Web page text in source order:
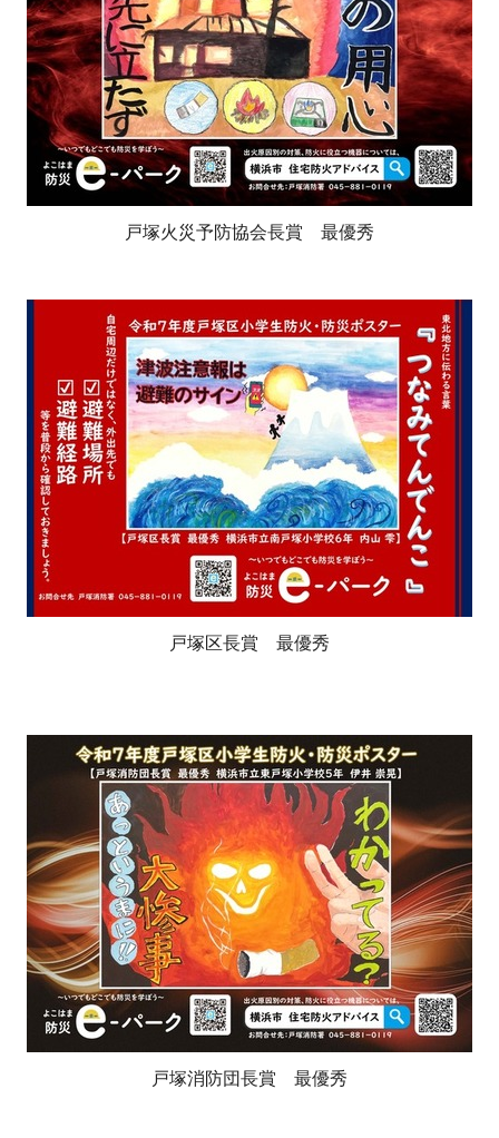
戸塚火災予防協会長賞 最優秀
戸塚区長賞 最優秀
戸塚消防団長賞 最優秀